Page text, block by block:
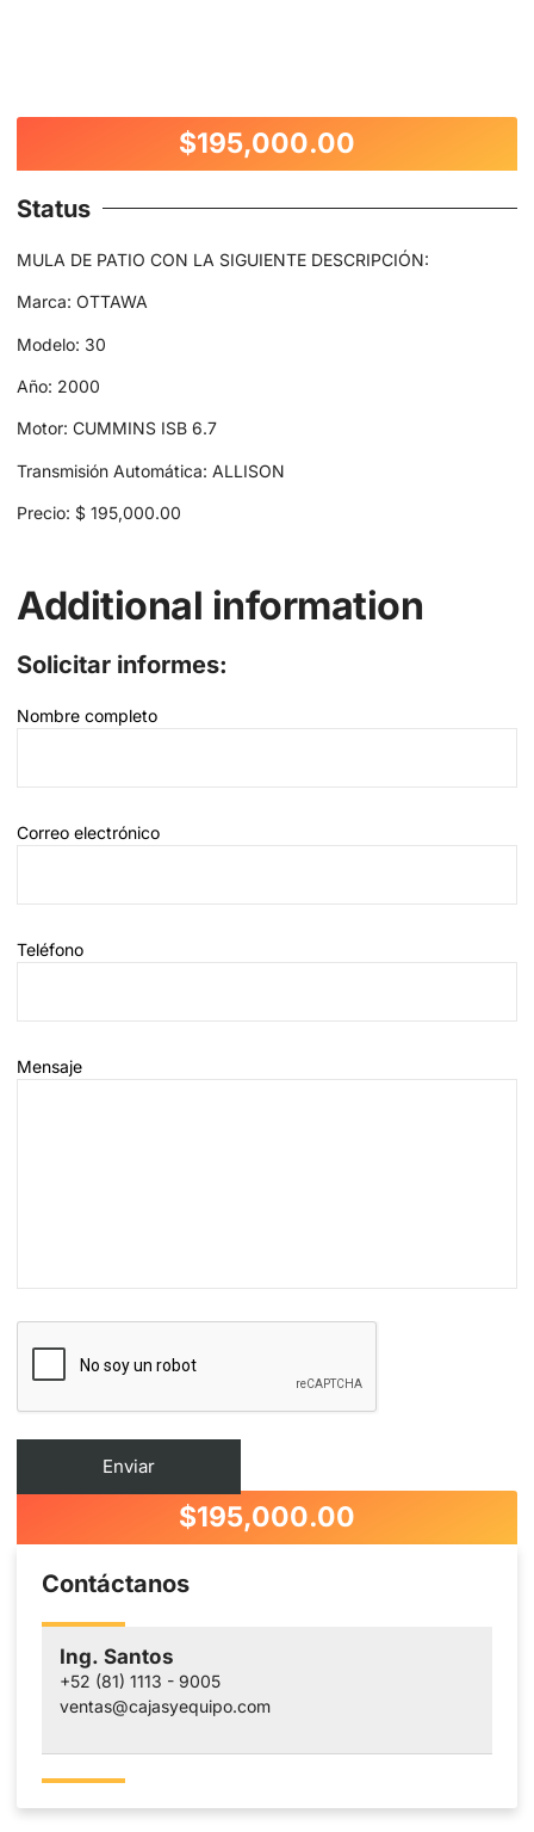
$195,000.00
Status
MULA DE PATIO CON LA SIGUIENTE DESCRIPCIÓN:
Marca: OTTAWA
Modelo: 30
Año: 2000
Motor: CUMMINS ISB 6.7
Transmisión Automática: ALLISON
Precio: $ 195,000.00
Additional information
Solicitar informes:
Nombre completo
Correo electrónico
Teléfono
Mensaje
$195,000.00
Contáctanos
Ing. Santos
+52 (81) 1113 - 9005
ventas@cajasyequipo.com